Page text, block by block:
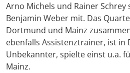
Arno Michels und Rainer Schrey
Benjamin Weber mit. Das
Dortmund und Mainz
ebenfalls Assistenztrainer, ist in
Unbekannter, spielte einst u.a.
Mainz.